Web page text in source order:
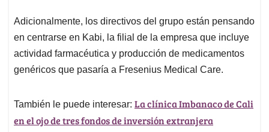
Adicionalmente, los directivos del grupo están pensando
en centrarse en Kabi, la filial de la empresa que incluye
actividad farmacéutica y producción de medicamentos
genéricos que pasaría a Fresenius Medical Care.
También le puede interesar: La clínica Imbanaco de Cali
en el ojo de tres fondos de inversión extranjera